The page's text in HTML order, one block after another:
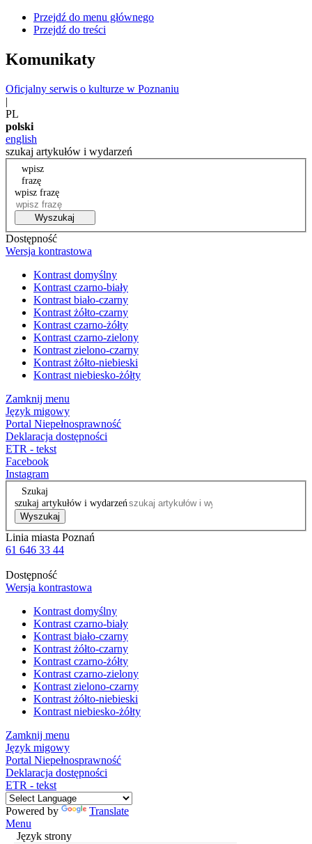
Przejdź do menu głównego
Przejdź do treści
Komunikaty
Oficjalny serwis o kulturze w Poznaniu
|
PL
polski
english
szukaj artykułów i wydarzeń
wpisz
frazę
wpisz frazę
Wyszukaj
Dostępność
Wersja kontrastowa
Kontrast domyślny
Kontrast czarno-biały
Kontrast biało-czarny
Kontrast żółto-czarny
Kontrast czarno-żółty
Kontrast czarno-zielony
Kontrast zielono-czarny
Kontrast żółto-niebieski
Kontrast niebiesko-żółty
Zamknij menu
Język migowy
Portal Niepełnosprawność
Deklaracja dostępności
ETR - tekst
Facebook
Instagram
Szukaj
szukaj artykułów i wydarzeń
Wyszukaj
Linia miasta Poznań
61 646 33 44
Dostępność
Wersja kontrastowa
Kontrast domyślny
Kontrast czarno-biały
Kontrast biało-czarny
Kontrast żółto-czarny
Kontrast czarno-żółty
Kontrast czarno-zielony
Kontrast zielono-czarny
Kontrast żółto-niebieski
Kontrast niebiesko-żółty
Zamknij menu
Język migowy
Portal Niepełnosprawność
Deklaracja dostępności
ETR - tekst
Powered by
Translate
Menu
Język strony